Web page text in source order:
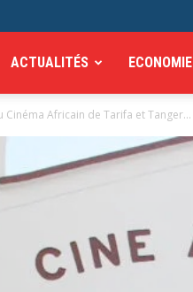
ACTUALITÉS ECONOMIE
Cinéma Africain de Tarifa et Tanger...